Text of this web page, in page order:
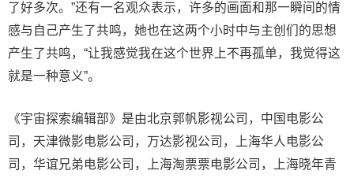
了好多次。”还有一名观众表示，许多的画面和那一瞬间的情
感与自己产生了共鸣，她也在这两个小时中与主创们的思想
产生了共鸣，“让我感觉我在这个世界上不再孤单，我觉得这
就是一种意义”。
《宇宙探索编辑部》是由北京郭帆影视公司，中国电影公
司，天津微影电影公司，万达影视公司，上海华人电影公
司，华谊兄弟电影公司，上海淘票票电影公司，上海晓年青